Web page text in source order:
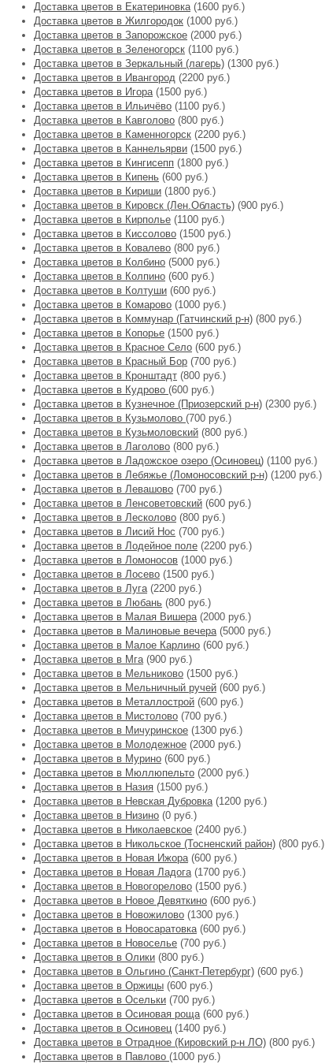
Доставка цветов в Екатериновка(1600 руб.)
Доставка цветов в Жилгородок (1000 руб.)
Доставка цветов в Запорожское (2000 руб.)
Доставка цветов в Зеленогорск (1100 руб.)
Доставка цветов в Зеркальный (лагерь) (1300 руб.)
Доставка цветов в Ивангород (2200 руб.)
Доставка цветов в Игора(1500 руб.)
Доставка цветов в Ильичёво (1100 руб.)
Доставка цветов в Кавголово (800 руб.)
Доставка цветов в Каменногорск (2200 руб.)
Доставка цветов в Каннельярви (1500 руб.)
Доставка цветов в Кингисепп (1800 руб.)
Доставка цветов в Кипень (600 руб.)
Доставка цветов в Кириши (1800 руб.)
Доставка цветов в Кировск (Лен.Область) (900 руб.)
Доставка цветов в Кирполье (1100 руб.)
Доставка цветов в Киссолово (1500 руб.)
Доставка цветов в Ковалево (800 руб.)
Доставка цветов в Колбино (5000 руб.)
Доставка цветов в Колпино (600 руб.)
Доставка цветов в Колтуши (600 руб.)
Доставка цветов в Комарово (1000 руб.)
Доставка цветов в Коммунар (Гатчинский р-н) (800 руб.)
Доставка цветов в Копорье (1500 руб.)
Доставка цветов в Красное Село (600 руб.)
Доставка цветов в Красный Бор (700 руб.)
Доставка цветов в Кронштадт (800 руб.)
Доставка цветов в Кудрово (600 руб.)
Доставка цветов в Кузнечное (Приозерский р-н) (2300 руб.)
Доставка цветов в Кузьмолово (700 руб.)
Доставка цветов в Кузьмоловский (800 руб.)
Доставка цветов в Лаголово (800 руб.)
Доставка цветов в Ладожское озеро (Осиновец) (1100 руб.)
Доставка цветов в Лебяжье (Ломоносовский р-н) (1200 руб.)
Доставка цветов в Левашово (700 руб.)
Доставка цветов в Ленсоветовский (600 руб.)
Доставка цветов в Лесколово (800 руб.)
Доставка цветов в Лисий Нос (700 руб.)
Доставка цветов в Лодейное поле (2200 руб.)
Доставка цветов в Ломоносов (1000 руб.)
Доставка цветов в Лосево (1500 руб.)
Доставка цветов в Луга(2200 руб.)
Доставка цветов в Любань (800 руб.)
Доставка цветов в Малая Вишера(2000 руб.)
Доставка цветов в Малиновые вечера(5000 руб.)
Доставка цветов в Малое Карлино (600 руб.)
Доставка цветов в Мга(900 руб.)
Доставка цветов в Мельниково (1500 руб.)
Доставка цветов в Мельничный ручей (600 руб.)
Доставка цветов в Металлострой (600 руб.)
Доставка цветов в Мистолово (700 руб.)
Доставка цветов в Мичуринское (1300 руб.)
Доставка цветов в Молодежное (2000 руб.)
Доставка цветов в Мурино (600 руб.)
Доставка цветов в Мюллюпельто (2000 руб.)
Доставка цветов в Назия (1500 руб.)
Доставка цветов в Невская Дубровка(1200 руб.)
Доставка цветов в Низино (0 руб.)
Доставка цветов в Николаевское (2400 руб.)
Доставка цветов в Никольское (Тосненский район) (800 руб.)
Доставка цветов в Новая Ижора(600 руб.)
Доставка цветов в Новая Ладога(1700 руб.)
Доставка цветов в Новогорелово (1500 руб.)
Доставка цветов в Новое Девяткино (600 руб.)
Доставка цветов в Новожилово (1300 руб.)
Доставка цветов в Новосаратовка(600 руб.)
Доставка цветов в Новоселье (700 руб.)
Доставка цветов в Олики (800 руб.)
Доставка цветов в Ольгино (Санкт-Петербург) (600 руб.)
Доставка цветов в Оржицы (600 руб.)
Доставка цветов в Осельки (700 руб.)
Доставка цветов в Осиновая роща(600 руб.)
Доставка цветов в Осиновец (1400 руб.)
Доставка цветов в Отрадное (Кировский р-н ЛО) (800 руб.)
Доставка цветов в Павлово (1000 руб.)